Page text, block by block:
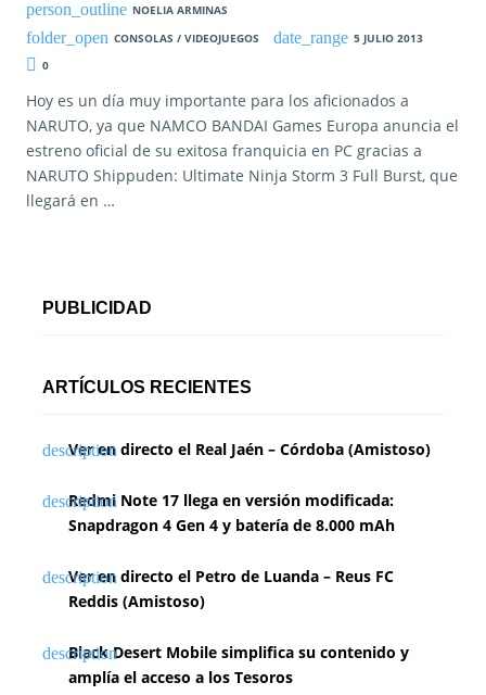
NOELIA ARMINAS
CONSOLAS / VIDEOJUEGOS
5 JULIO 2013
0
Hoy es un día muy importante para los aficionados a
NARUTO, ya que NAMCO BANDAI Games Europa anuncia el
estreno oficial de su exitosa franquicia en PC gracias a
NARUTO Shippuden: Ultimate Ninja Storm 3 Full Burst, que
llegará en …
PUBLICIDAD
ARTÍCULOS RECIENTES
Ver en directo el Real Jaén – Córdoba (Amistoso)
Redmi Note 17 llega en versión modificada:
Snapdragon 4 Gen 4 y batería de 8.000 mAh
Ver en directo el Petro de Luanda – Reus FC
Reddis (Amistoso)
Black Desert Mobile simplifica su contenido y
amplía el acceso a los Tesoros